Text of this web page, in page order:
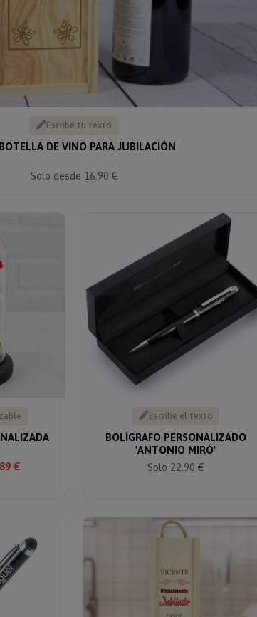
Escribe tu texto
DE VINO PARA JUBILACIÓN
Solo desde 16.90 €
€
Escribe el texto
BOLÍGRAFO PERSONALIZADO
'ANTONIO MIRÓ'
Solo 22.90 €